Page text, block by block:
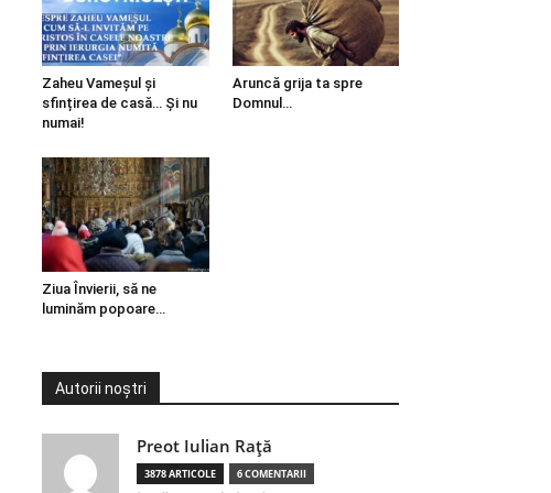
Zaheu Vameșul și
sfințirea de casă… Și nu
numai!
Aruncă grija ta spre
Domnul…
Ziua Învierii, să ne
luminăm popoare…
Autorii noștri
Preot Iulian Raţă
3878 ARTICOLE 6 COMENTARII